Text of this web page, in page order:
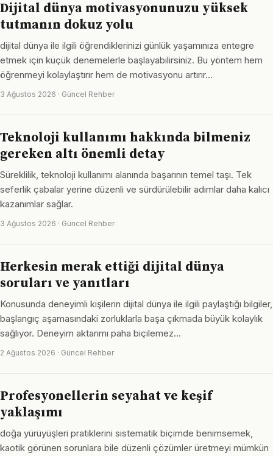
Dijital dünya motivasyonunuzu yüksek
tutmanın dokuz yolu
dijital dünya ile ilgili öğrendiklerinizi günlük yaşamınıza entegre
etmek için küçük denemelerle başlayabilirsiniz. Bu yöntem hem
öğrenmeyi kolaylaştırır hem de motivasyonu artırır…
3 Ağustos 2026 · Güncel Rehber
Teknoloji kullanımı hakkında bilmeniz
gereken altı önemli detay
Süreklilik, teknoloji kullanımı alanında başarının temel taşı. Tek
seferlik çabalar yerine düzenli ve sürdürülebilir adımlar daha kalıcı
kazanımlar sağlar.
3 Ağustos 2026 · Güncel Rehber
Herkesin merak ettiği dijital dünya
soruları ve yanıtları
Konusunda deneyimli kişilerin dijital dünya ile ilgili paylaştığı bilgiler,
başlangıç aşamasındaki zorluklarla başa çıkmada büyük kolaylık
sağlıyor. Deneyim aktarımı paha biçilemez…
2 Ağustos 2026 · Güncel Rehber
Profesyonellerin seyahat ve keşif
yaklaşımı
doğa yürüyüşleri pratiklerini sistematik biçimde benimsemek,
kaotik görünen sorunlara bile düzenli çözümler üretmeyi mümkün